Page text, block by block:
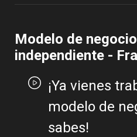
Modelo de
independiente -
¡Ya vienes
modelo de
sabes!